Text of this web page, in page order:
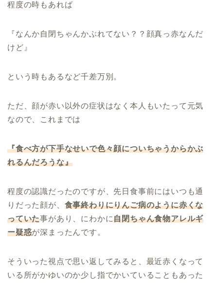
程度の時もあれば
『なんか自閉ちゃんかぶれてない？？顔真っ赤なんだ
けど』
という時もあるなど千差万別。
ただ、顔が赤い以外の症状はなく本人もいたって元気
なので、これまでは
『食べ方が下手なせいで色々顔についちゃうからかぶ
れるんだろうな』
程度の認識だったのですが、先日食事前にはいつも通
りだった顔が、 食事終わりにりんご病のように赤くな
っていた事があり、にわかに自閉ちゃん食物アレルギ
ー疑惑が深まったんです。
そういった視点で思い返してみると、最近赤くなって
いる所がかゆいのか少し指でかいていることもあった